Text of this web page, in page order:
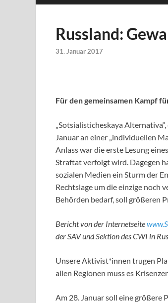
Russland:
31. Januar 2017
Für den gemeinsamen Kampf
„Sotsialisticheskaya
Januar an einer „individuellen
Anlass war die erste Lesung
Straftat verfolgt wird. Dagegen
sozialen Medien ein Sturm der
Rechtslage um die einzige noch
Behörden bedarf, soll größeren
Bericht von der Internetseite
der SAV und Sektion des CWI in
Unsere Aktivist*innen trugen
allen Regionen muss es
Am 28. Januar soll eine